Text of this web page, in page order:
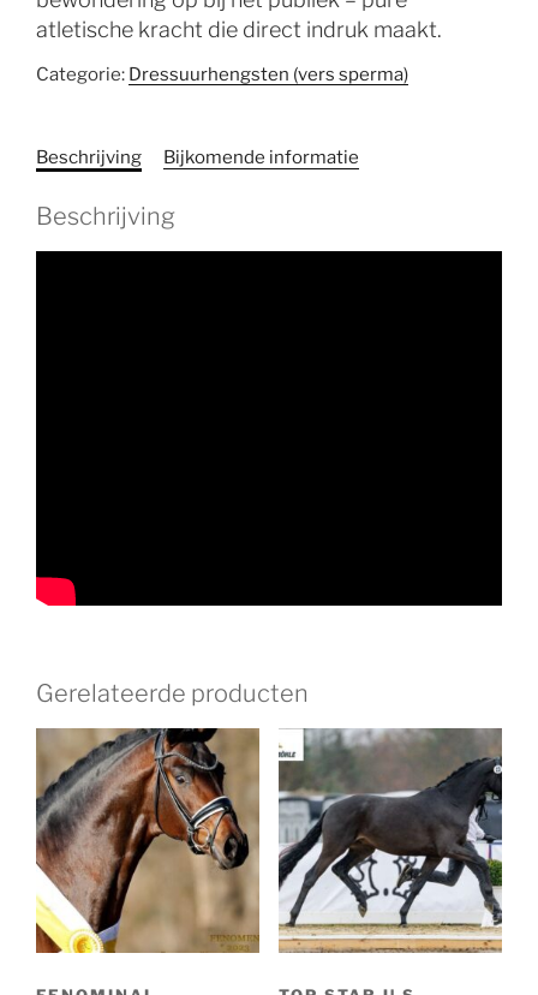
atletische kracht die direct indruk maakt.
Categorie: Dressuurhengsten (vers sperma)
Beschrijving Bijkomende informatie
Beschrijving
Gerelateerde producten